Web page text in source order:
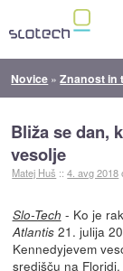
Novice »Znanost in
Bliža se dan,
vesolje
Matej Huš ::4. avg 2018
Slo-Tech - Ko je
Atlantis21. julija
Kennedyjevem
središču na